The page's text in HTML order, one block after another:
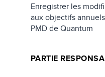
Enregistrer les
aux objectifs
PMD de Quantum
PARTIE